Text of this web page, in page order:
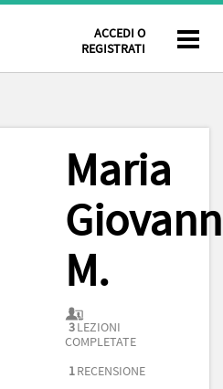
ACCEDI O
REGISTRATI
Maria
M.
3LEZIONI
COMPLETATE
1RECENSIONE